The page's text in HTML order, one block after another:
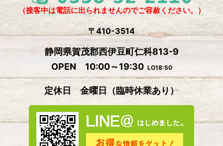
2024年9月(5)
2024年6月(4)
2024年5月(4)
2024年4月 (2)
2024年3月(5)
2024年2月(3)
（接客中は電話に出られませんのでご容赦ください。）
〒410-3514
静岡県賀茂郡西伊豆町仁科813-9
OPEN 10:00～19:30 LO18:50
定休日 金曜日 （臨時休業あり）